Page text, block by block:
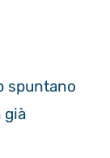
spuntano
già